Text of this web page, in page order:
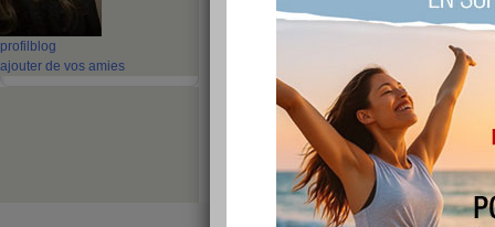
profil blog
ajouter de vos amies
pti't passage
salut les
c'est derniers temps : trop occupé mon
préparations des dossiers,